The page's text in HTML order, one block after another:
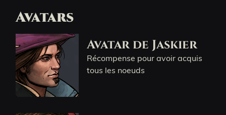
Avatars
Avatar de Jaskier
Récompense pour avoir acquis
tous les noeuds